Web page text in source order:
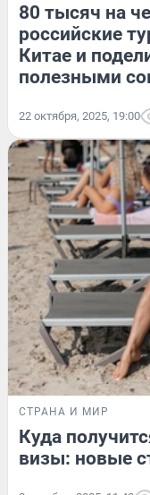
80 тысяч на
российские
Китае и
полезными
22 октября, 2025, 19:00
СТРАНА И МИР
Куда
визы: новые